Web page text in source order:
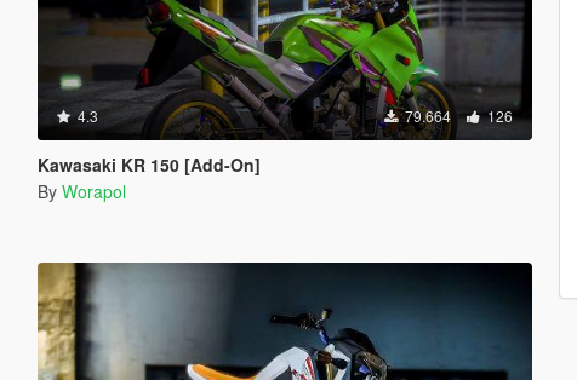
4.3 79.664 126
Kawasaki KR 150 [Add-On]
By Worapol